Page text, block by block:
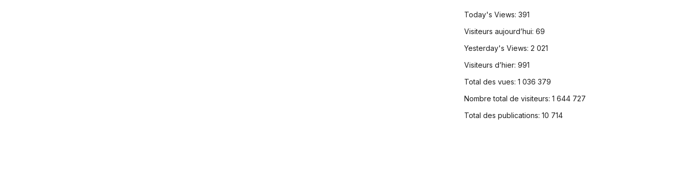
Today's Views: 391
Visiteurs aujourd’hui: 69
Yesterday's Views: 2 021
Visiteurs d’hier: 991
Total des vues: 1 036 379
Nombre total de visiteurs: 1 644 727
Total des publications: 10 714